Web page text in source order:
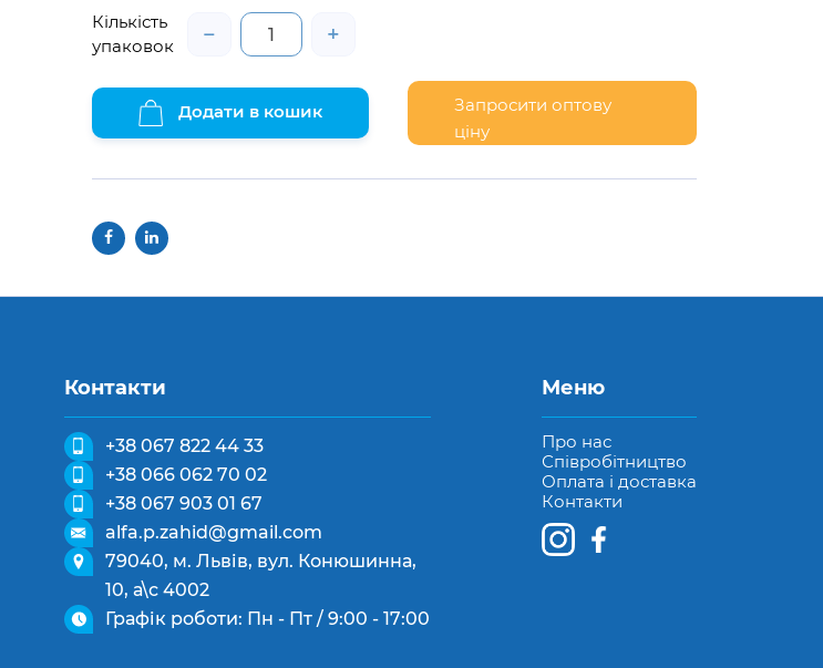
Кількість
упаковок
− +
Додати в кошик
Запросити оптову
ціну
Контакти
+38 067 822 44 33
+38 066 062 70 02
+38 067 903 01 67
alfa.p.zahid@gmail.com
79040, м. Львів, вул. Конюшинна,
10, а\с 4002
Графік роботи: Пн - Пт / 9:00 - 17:00
Меню
Про нас
Співробітництво
Оплата і доставка
Контакти